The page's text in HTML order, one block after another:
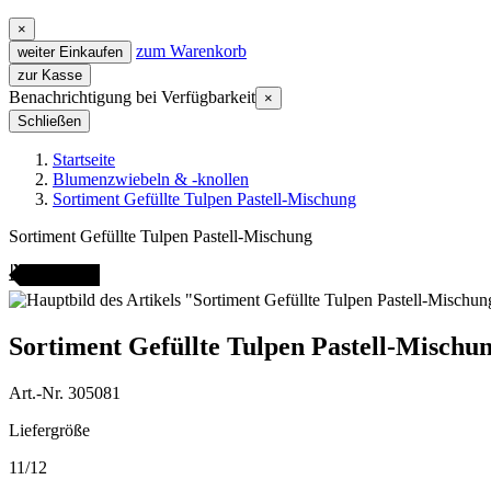
×
weiter Einkaufen
zum Warenkorb
zur Kasse
Benachrichtigung bei Verfügbarkeit ×
Schließen
Startseite
Blumenzwiebeln & -knollen
Sortiment Gefüllte Tulpen Pastell-Mischung
Sortiment Gefüllte Tulpen Pastell-Mischung
Sortiment Gefüllte Tulpen Pastell-
Art.-Nr. 305081
Liefergröße
11/12